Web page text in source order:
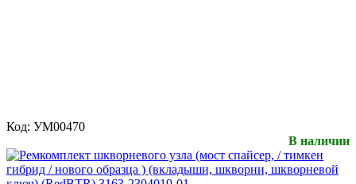
Код: УМ00470
В наличии